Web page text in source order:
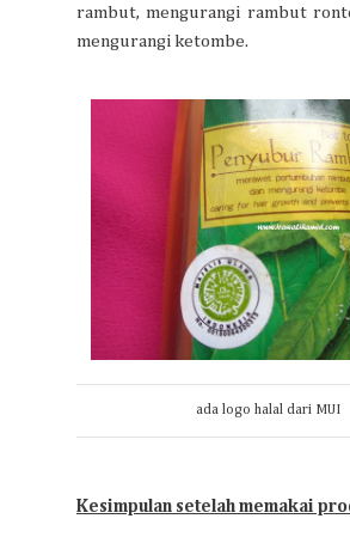
rambut, mengurangi rambut
mengurangi ketombe.
ada logo halal dari MUI
Kesimpulan setelah memakai